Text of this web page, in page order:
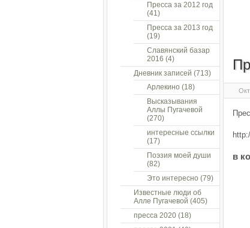
в
Пресса за 2012 год
(41)
Пресса за 2013 год
(19)
Славянский базар
2016 (4)
Дневник записей (713)
Арлекино (18)
Высказывания
Аллы Пугачевой
(270)
интересные ссылки
(17)
Поэзия моей души
(82)
Это интересно (79)
Известные люди об
Алле Пугачевой (405)
пресса 2020(18)